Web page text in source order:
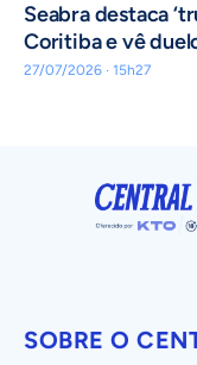
Seabra destaca
Coritiba e vê
27/07/2026 · 15h27
SOBRE O